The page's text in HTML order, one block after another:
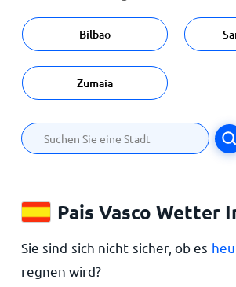
Bilbao
Zumaia
Pais Vasco Wetter
Sie sind sich nicht sicher, ob es
regnen wird?